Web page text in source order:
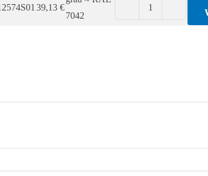
D50
39,13 €
7042
Schrauberhalter
Menge